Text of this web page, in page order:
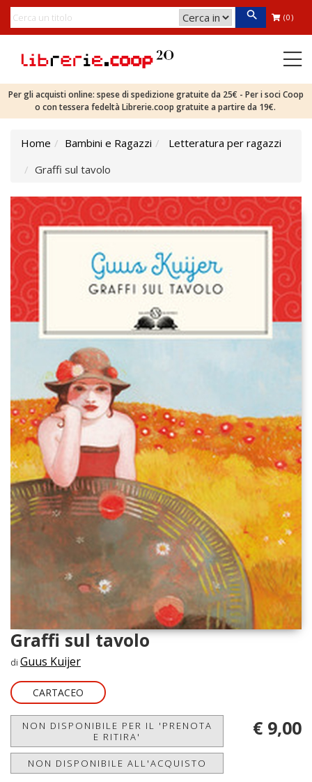
(0)
Per gli acquisti online: spese di spedizione gratuite da 25€ - Per i soci Coop
o con tessera fedeltà Librerie.coop gratuite a partire da 19€.
Home Bambini e Ragazzi
Letteratura per ragazzi
Graffi sul tavolo
Graffi sul tavolo
di Guus Kuijer
CARTACEO
NON DISPONIBILE PER IL 'PRENOTA
E RITIRA'
NON DISPONIBILE ALL'ACQUISTO
€ 9,00